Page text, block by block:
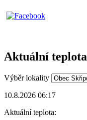
Aktuální teplota
Výběr lokality
10.8.2026 06:17
Aktuální teplota: